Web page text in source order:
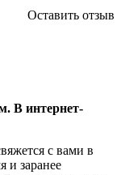
Оставить отзыв
В интернет-
с вами в
и заранее